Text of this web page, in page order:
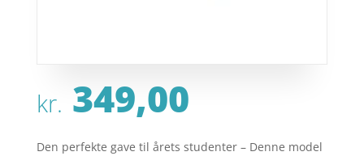
kr. 349,00
Den perfekte gave til årets studenter – Denne model